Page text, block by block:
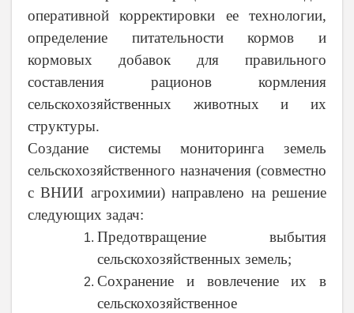
оперативной корректировки ее технологии,
определение питательности кормов и
кормовых добавок для правильного
составления рационов кормления
сельскохозяйственных животных и их
структуры.
Создание системы мониторинга земель
сельскохозяйственного назначения (совместно
с ВНИИ агрохимии) направлено на решение
следующих задач:
Предотвращение выбытия
сельскохозяйственных земель;
Сохранение и вовлечение их в
сельскохозяйственное